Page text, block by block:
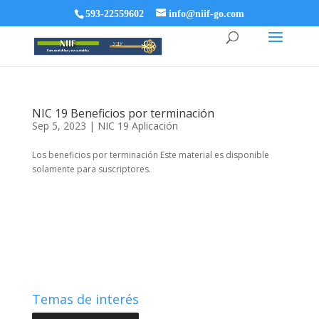
593-22559602 info@niif-go.com
NIC 19 Beneficios por terminación
Sep 5, 2023 | NIC 19 Aplicación
Los beneficios por terminación Este material es disponible
solamente para suscriptores.
Temas de interés